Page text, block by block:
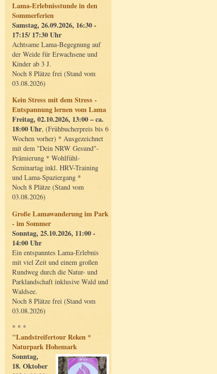
Lama-Erlebnisstunde in den
Sommerferien
Samstag, 26.09.2026, 16:30 -
17:15/ 17:30 Uhr
Achtsame Lama-Begegnung auf
der Weide für Erwachsene und
Kinder ab 3 J.
Noch 8 Plätze frei (Stand vom
03.08.2026)
Kein Stress mit dem Stress -
Entspannung lernen vom Lama
Freitag, 02.10.2026, 13:00 – ca.
18:00 Uhr, (Frühbucherpreis bis 6
Wochen vorher) * Ausgezeichnet
mit dem "Dein NRW Gesund"-
Prämierung * Wohlfühl-
Seminartag inkl. HRV-Training
und Lama-Spaziergang *
Noch 8 Plätze (Stand vom
03.08.2026)
Große Lamawanderung im Park
- im Sommer
Sonntag, 25.10.2026, 11:00 -
14:00 Uhr
Ein entspanntes Lama-Erlebnis
mit viel Zeit und einem großen
Rundweg durch die Natur- und
Parklandschaft inklusive Wald und
Waldsee.
Noch 8 Plätze frei (Stand vom
03.08.2026)
* * *
"Landstreifertour Reken *
Naturpark Hohemark
Sonntag,
18. Oktober